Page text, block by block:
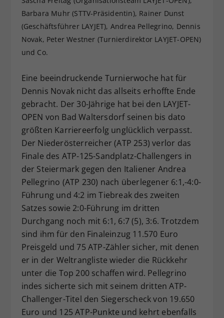
Barbara Muhr (STTV-Präsidentin), Rainer Dunst
(Geschäftsführer LAYJET), Andrea Pellegrino, Dennis
Novak, Peter Westner (Turnierdirektor LAYJET-OPEN)
und Co.
Eine beeindruckende Turnierwoche hat für
Dennis Novak nicht das allseits erhoffte Ende
gebracht. Der 30-Jährige hat bei den LAYJET-
OPEN von Bad Waltersdorf seinen bis dato
größten Karriereerfolg unglücklich verpasst.
Der Niederösterreicher (ATP 253) verlor das
Finale des ATP-125-Sandplatz-Challengers in
der Steiermark gegen den Italiener Andrea
Pellegrino (ATP 230) nach überlegener 6:1,-4:0-
Führung und 4:2 im Tiebreak des zweiten
Satzes sowie 2:0-Führung im dritten
Durchgang noch mit 6:1, 6:7 (5), 3:6. Trotzdem
sind ihm für den Finaleinzug 11.570 Euro
Preisgeld und 75 ATP-Zähler sicher, mit denen
er in der Weltrangliste wieder die Rückkehr
unter die Top 200 schaffen wird. Pellegrino
indes sicherte sich mit seinem dritten ATP-
Challenger-Titel den Siegerscheck von 19.650
Euro und 125 ATP-Punkte und kehrt ebenfalls
Zweck
Dieser Wert speichert Ihre Consent-
Einstellungen. Unter anderem eine
historische Speicherung Ihrer
hat.